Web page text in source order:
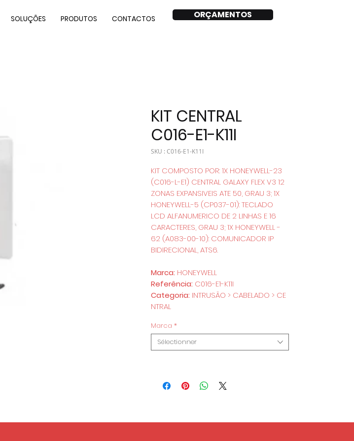
SOLUÇÕES PRODUTOS CONTACTOS ORÇAMENTOS
KIT CENTRAL
C016-E1-K11I
SKU : C016-E1-K11I
KIT COMPOSTO POR: 1X HONEYWELL-23
(C016-L-E1) CENTRAL GALAXY FLEX V3 12
ZONAS EXPANSIVEIS ATE 50, GRAU 3; 1X
HONEYWELL-5 (CP037-01): TECLADO
LCD ALFANUMERICO DE 2 LINHAS E 16
CARACTERES, GRAU 3; 1X HONEYWELL -
62 (A083-00-10): COMUNICADOR IP
BIDIRECIONAL, ATS6.
Marca: HONEYWELL
Referência: C016-E1-K11I
Categoria: INTRUSÃO > CABELADO > CE
NTRAL
Marca *
Sélectionner